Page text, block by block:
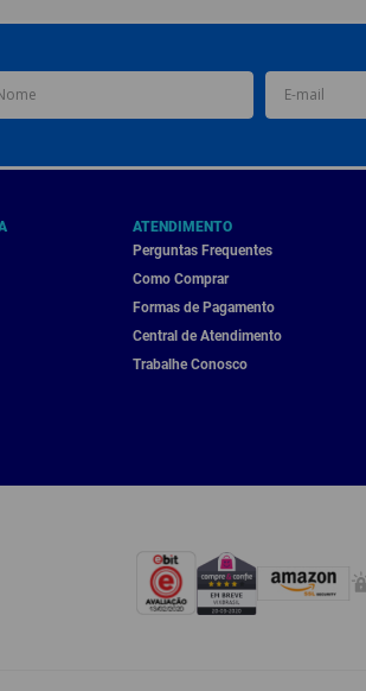
ATENDIMENTO
Perguntas Frequentes
Como Comprar
Formas de Pagamento
Central de Atendimento
Trabalhe Conosco